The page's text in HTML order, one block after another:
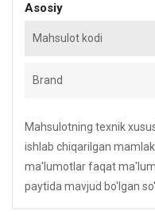
Asosiy
Mahsulot kodi
Brand
Mahsulotning texnik
ishlab chiqarilgan
ma'lumotlar faqat
paytida mavjud bo'lgan